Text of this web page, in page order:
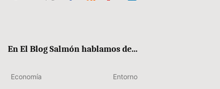
En El Blog Salmón hablamos de...
Economía Entorno